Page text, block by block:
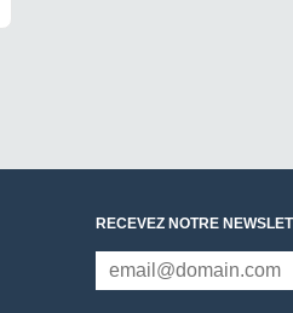
RECEVEZ NOTRE